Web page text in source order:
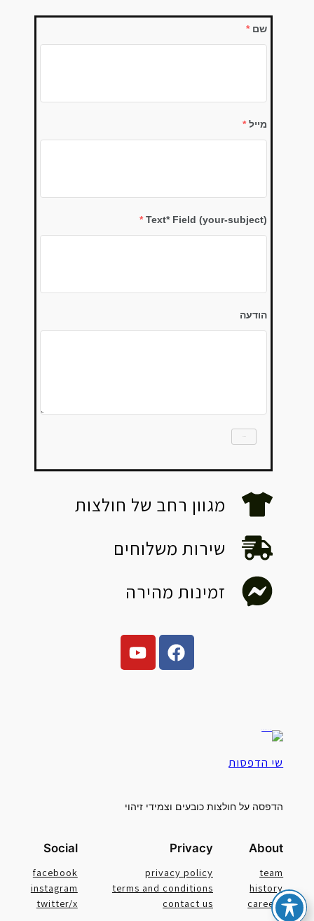
שם *
מייל *
Text* Field (your-subject)
*
הודעה
מגוון רחב של חולצות
שירות משלוחים
זמינות מהירה
שי הדפסות
הדפסה על חולצות כובעים וצמידי זיהוי
About
team
history
careers
Privacy
privacy policy
terms and conditions
contact us
Social
facebook
instagram
twitter/x